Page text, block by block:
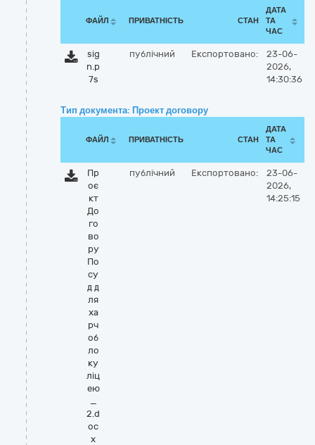
ФАЙЛ ПРИВАТНІСТЬ СТАН
ДАТА
ТА
ЧАС
sig
n.p
7s
публічний Експортовано:
23-06-
2026,
14:30:36
Тип документа: Проект договору
ФАЙЛ ПРИВАТНІСТЬ СТАН
ДАТА
ТА
ЧАС
Пр
оє
кт
До
го
во
ру
По
су
д д
ля
ха
рч
об
ло
ку
ліц
ею
_
2.d
oc
x
публічний Експортовано:
23-06-
2026,
14:25:15